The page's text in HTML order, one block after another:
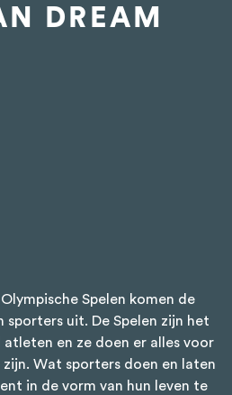
DREAM
Spelen komen de
sporters uit. De Spelen zijn het
en ze doen er alles voor
Wat sporters doen en laten
in de vorm van hun leven te